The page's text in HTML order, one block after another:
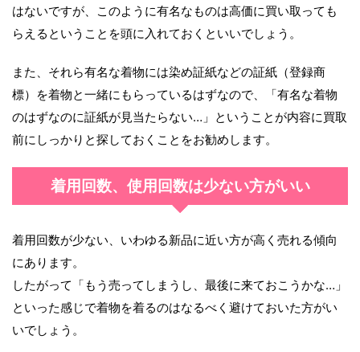
はないですが、このように有名なものは高価に買い取っても
らえるということを頭に入れておくといいでしょう。
また、それら有名な着物には染め証紙などの証紙（登録商
標）を着物と一緒にもらっているはずなので、「有名な着物
のはずなのに証紙が見当たらない…」ということが内容に買取
前にしっかりと探しておくことをお勧めします。
着用回数、使用回数は少ない方がいい
着用回数が少ない、いわゆる新品に近い方が高く売れる傾向
にあります。
したがって「もう売ってしまうし、最後に来ておこうかな…」
といった感じで着物を着るのはなるべく避けておいた方がい
いでしょう。